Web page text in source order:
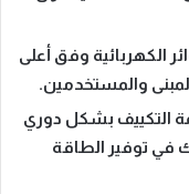
الكهربائية وفق أعلى
والمستخدمين.
التكييف بشكل دوري
في توفير الطاقة